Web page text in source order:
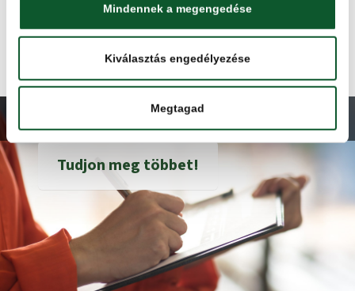
Mindennek a megengedése
Kiválasztás engedélyezése
Megtagad
ÜZEMAUDIT ÉS BÍRÁLAT
Tudjon meg többet!